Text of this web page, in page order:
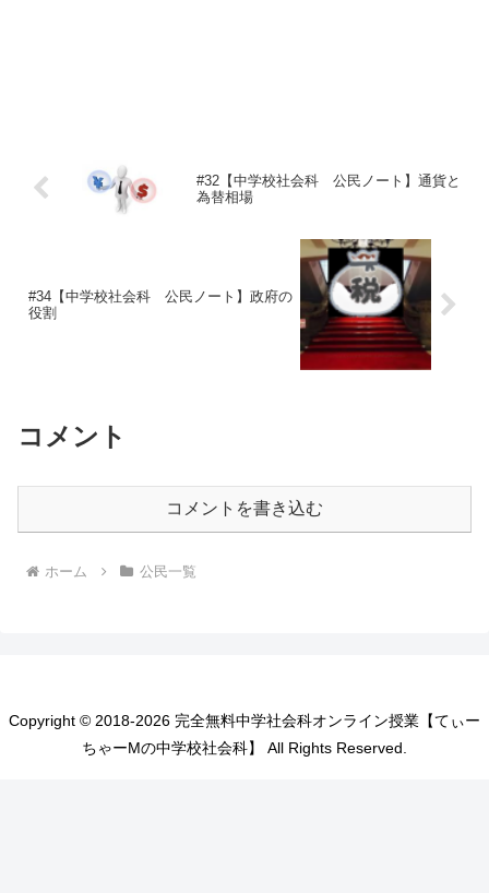
#32【中学校社会科 公民ノート】通貨と
為替相場
#34【中学校社会科 公民ノート】政府の
役割
コメント
コメントを書き込む
ホーム 公民一覧
Copyright © 2018-2026 完全無料中学社会科オンライン授業【てぃー
ちゃーMの中学校社会科】 All Rights Reserved.